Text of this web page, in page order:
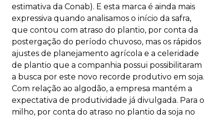
estimativa da Conab). E esta marca é ainda mais
expressiva quando analisamos o início da safra,
que contou com atraso do plantio, por conta da
postergação do período chuvoso, mas os rápidos
ajustes de planejamento agrícola e a celeridade
de plantio que a companhia possui possibilitaram
a busca por este novo recorde produtivo em soja.
Com relação ao algodão, a empresa mantém a
expectativa de produtividade já divulgada. Para o
milho, por conta do atraso no plantio da soja no